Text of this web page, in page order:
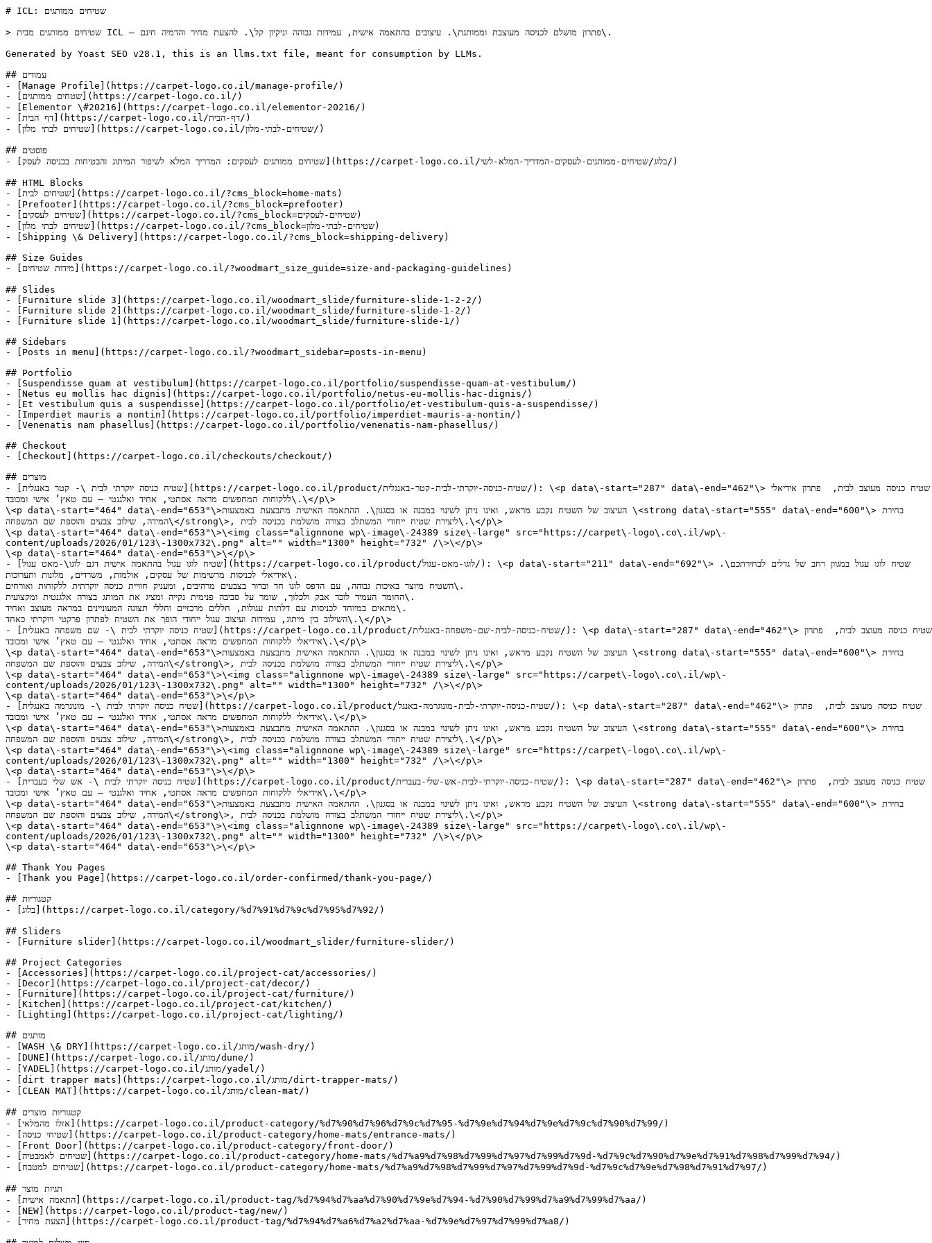
# ICL: שטיחים ממותגים
> שטיחים ממותגים מבית ICL – פתרון מושלם לכניסה מעוצבת וממותגת\. עיצובים בהתאמה אישית, עמידות גבוהה וניקיון קל\. להצעת מחיר והדמיה חינם\.
Generated by Yoast SEO v28.1, this is an llms.txt file, meant for consumption by LLMs.
## עמודים
- [Manage Profile](https://carpet-logo.co.il/manage-profile/)
- [שטחים ממותגים](https://carpet-logo.co.il/)
- [Elementor \#20216](https://carpet-logo.co.il/elementor-20216/)
- [דף הבית](https://carpet-logo.co.il/דף-הבית/)
- [שטיחים לבתי מלון](https://carpet-logo.co.il/שטיחים-לבתי-מלון/)
## פוסטים
- [שטיחים ממותגים לעסקים: המדריך המלא לשיפור המיתוג והבטיחות בכניסה לעסק](https://carpet-logo.co.il/בלוג/שטיחים-ממותגים-לעסקים-המדריך-המלא-לשי/)
## HTML Blocks
- [שטיחים לבית](https://carpet-logo.co.il/?cms_block=home-mats)
- [Prefooter](https://carpet-logo.co.il/?cms_block=prefooter)
- [שטיחים לעסקים](https://carpet-logo.co.il/?cms_block=שטיחים-לעסקים)
- [שטיחים לבתי מלון](https://carpet-logo.co.il/?cms_block=שטיחים-לבתי-מלון)
- [Shipping \& Delivery](https://carpet-logo.co.il/?cms_block=shipping-delivery)
## Size Guides
- [מידות שטיחים](https://carpet-logo.co.il/?woodmart_size_guide=size-and-packaging-guidelines)
## Slides
- [Furniture slide 3](https://carpet-logo.co.il/woodmart_slide/furniture-slide-1-2-2/)
- [Furniture slide 2](https://carpet-logo.co.il/woodmart_slide/furniture-slide-1-2/)
- [Furniture slide 1](https://carpet-logo.co.il/woodmart_slide/furniture-slide-1/)
## Sidebars
- [Posts in menu](https://carpet-logo.co.il/?woodmart_sidebar=posts-in-menu)
## Portfolio
- [Suspendisse quam at vestibulum](https://carpet-logo.co.il/portfolio/suspendisse-quam-at-vestibulum/)
- [Netus eu mollis hac dignis](https://carpet-logo.co.il/portfolio/netus-eu-mollis-hac-dignis/)
- [Et vestibulum quis a suspendisse](https://carpet-logo.co.il/portfolio/et-vestibulum-quis-a-suspendisse/)
- [Imperdiet mauris a nontin](https://carpet-logo.co.il/portfolio/imperdiet-mauris-a-nontin/)
- [Venenatis nam phasellus](https://carpet-logo.co.il/portfolio/venenatis-nam-phasellus/)
## Checkout
- [Checkout](https://carpet-logo.co.il/checkouts/checkout/)
## מוצרים
- [שטיח כניסה יוקרתי לבית \- קטר באנגלית](https://carpet-logo.co.il/product/שטיח-כניסה-יוקרתי-לבית-קטר-באנגלית/): \<p data\-start="287" data\-end="462"\>שטיח כניסה מעוצב לבית,  פתרון אידיאלי
ללקוחות המחפשים מראה אסתטי, אחיד ואלגנטי – עם טאץ’ אישי ומכובד\.\</p\>
\<p data\-start="464" data\-end="653"\>העיצוב של השטיח נקבע מראש, ואינו ניתן לשינוי במבנה או בסגנון\. ההתאמה האישית מתבצעת באמצעות \<strong data\-start="555" data\-end="600"\>בחירת
המידה, שילוב צבעים והוספת שם המשפחה\</strong\>, ליצירת שטיח ייחודי המשתלב בצורה מושלמת בכניסה לבית\.\</p\>
\<p data\-start="464" data\-end="653"\>\<img class="alignnone wp\-image\-24389 size\-large" src="https://carpet\-logo\.co\.il/wp\-
content/uploads/2026/01/123\-1300x732\.png" alt="" width="1300" height="732" /\>\</p\>
\<p data\-start="464" data\-end="653"\>\</p\>
- [שטיח לוגו עגול בהתאמה אישית דגם לוגו\-מאט עגול](https://carpet-logo.co.il/product/לוגו-מאט-עגול/): \<p data\-start="211" data\-end="692"\>שטיח לוגו עגול במגוון רחב של גדלים לבחירתכם\.
אידיאלי לכניסות מרשימות של עסקים, אולמות, משרדים, מלונות ותערוכות\.
השטיח מיוצר באיכות גבוהה, עם הדפס לוגו חד וברור בצבעים מרהיבים, ומעניק חוויית כניסה יוקרתית ללקוחות ואורחים\.
החומר העמיד לוכד אבק ולכלוך, שומר על סביבה פנימית נקייה ומציג את המותג בצורה אלגנטית ומקצועית\.
מתאים במיוחד לכניסות עם דלתות עגולות, חללים מרכזיים וחללי תצוגה המעוניינים במראה מעוצב ואחיד\.
השילוב בין מיתוג, עמידות ועיצוב עגול ייחודי הופך את השטיח לפתרון פרקטי ויוקרתי כאחד\.\</p\>
- [שטיח כניסה יוקרתי לבית \- שם משפחה באנגלית](https://carpet-logo.co.il/product/שטיח-כניסה-לבית-שם-משפחה-באנגלית/): \<p data\-start="287" data\-end="462"\>שטיח כניסה מעוצב לבית,  פתרון
אידיאלי ללקוחות המחפשים מראה אסתטי, אחיד ואלגנטי – עם טאץ’ אישי ומכובד\.\</p\>
\<p data\-start="464" data\-end="653"\>העיצוב של השטיח נקבע מראש, ואינו ניתן לשינוי במבנה או בסגנון\. ההתאמה האישית מתבצעת באמצעות \<strong data\-start="555" data\-end="600"\>בחירת
המידה, שילוב צבעים והוספת שם המשפחה\</strong\>, ליצירת שטיח ייחודי המשתלב בצורה מושלמת בכניסה לבית\.\</p\>
\<p data\-start="464" data\-end="653"\>\<img class="alignnone wp\-image\-24389 size\-large" src="https://carpet\-logo\.co\.il/wp\-
content/uploads/2026/01/123\-1300x732\.png" alt="" width="1300" height="732" /\>\</p\>
\<p data\-start="464" data\-end="653"\>\</p\>
- [שטיח כניסה יוקרתי לבית \- מונוגרמה באנגלית](https://carpet-logo.co.il/product/שטיח-כניסה-יוקרתי-לבית-מונוגרמה-באנגל/): \<p data\-start="287" data\-end="462"\>שטיח כניסה מעוצב לבית,  פתרון
אידיאלי ללקוחות המחפשים מראה אסתטי, אחיד ואלגנטי – עם טאץ’ אישי ומכובד\.\</p\>
\<p data\-start="464" data\-end="653"\>העיצוב של השטיח נקבע מראש, ואינו ניתן לשינוי במבנה או בסגנון\. ההתאמה האישית מתבצעת באמצעות \<strong data\-start="555" data\-end="600"\>בחירת
המידה, שילוב צבעים והוספת שם המשפחה\</strong\>, ליצירת שטיח ייחודי המשתלב בצורה מושלמת בכניסה לבית\.\</p\>
\<p data\-start="464" data\-end="653"\>\<img class="alignnone wp\-image\-24389 size\-large" src="https://carpet\-logo\.co\.il/wp\-
content/uploads/2026/01/123\-1300x732\.png" alt="" width="1300" height="732" /\>\</p\>
\<p data\-start="464" data\-end="653"\>\</p\>
- [שטיח כניסה יוקרתי לבית \- אש שלי בעברית](https://carpet-logo.co.il/product/שטיח-כניסה-יוקרתי-לבית-אש-שלי-בעברית/): \<p data\-start="287" data\-end="462"\>שטיח כניסה מעוצב לבית,  פתרון
אידיאלי ללקוחות המחפשים מראה אסתטי, אחיד ואלגנטי – עם טאץ’ אישי ומכובד\.\</p\>
\<p data\-start="464" data\-end="653"\>העיצוב של השטיח נקבע מראש, ואינו ניתן לשינוי במבנה או בסגנון\. ההתאמה האישית מתבצעת באמצעות \<strong data\-start="555" data\-end="600"\>בחירת
המידה, שילוב צבעים והוספת שם המשפחה\</strong\>, ליצירת שטיח ייחודי המשתלב בצורה מושלמת בכניסה לבית\.\</p\>
\<p data\-start="464" data\-end="653"\>\<img class="alignnone wp\-image\-24389 size\-large" src="https://carpet\-logo\.co\.il/wp\-
content/uploads/2026/01/123\-1300x732\.png" alt="" width="1300" height="732" /\>\</p\>
\<p data\-start="464" data\-end="653"\>\</p\>
## Thank You Pages
- [Thank you Page](https://carpet-logo.co.il/order-confirmed/thank-you-page/)
## קטגוריות
- [בלוג](https://carpet-logo.co.il/category/%d7%91%d7%9c%d7%95%d7%92/)
## Sliders
- [Furniture slider](https://carpet-logo.co.il/woodmart_slider/furniture-slider/)
## Project Categories
- [Accessories](https://carpet-logo.co.il/project-cat/accessories/)
- [Decor](https://carpet-logo.co.il/project-cat/decor/)
- [Furniture](https://carpet-logo.co.il/project-cat/furniture/)
- [Kitchen](https://carpet-logo.co.il/project-cat/kitchen/)
- [Lighting](https://carpet-logo.co.il/project-cat/lighting/)
## מותגים
- [WASH \& DRY](https://carpet-logo.co.il/מותג/wash-dry/)
- [DUNE](https://carpet-logo.co.il/מותג/dune/)
- [YADEL](https://carpet-logo.co.il/מותג/yadel/)
- [dirt trapper mats](https://carpet-logo.co.il/מותג/dirt-trapper-mats/)
- [CLEAN MAT](https://carpet-logo.co.il/מותג/clean-mat/)
## קטגוריות מוצרים
- [אזלו מהמלאי](https://carpet-logo.co.il/product-category/%d7%90%d7%96%d7%9c%d7%95-%d7%9e%d7%94%d7%9e%d7%9c%d7%90%d7%99/)
- [שטיחי כניסה](https://carpet-logo.co.il/product-category/home-mats/entrance-mats/)
- [Front Door](https://carpet-logo.co.il/product-category/front-door/)
- [שטיחים לאמבטיה](https://carpet-logo.co.il/product-category/home-mats/%d7%a9%d7%98%d7%99%d7%97%d7%99%d7%9d-%d7%9c%d7%90%d7%9e%d7%91%d7%98%d7%99%d7%94/)
- [שטיחים למטבח](https://carpet-logo.co.il/product-category/home-mats/%d7%a9%d7%98%d7%99%d7%97%d7%99%d7%9d-%d7%9c%d7%9e%d7%98%d7%91%d7%97/)
## תגיות מוצר
- [התאמה אישית](https://carpet-logo.co.il/product-tag/%d7%94%d7%aa%d7%90%d7%9e%d7%94-%d7%90%d7%99%d7%a9%d7%99%d7%aa/)
- [NEW](https://carpet-logo.co.il/product-tag/new/)
- [הצעת מחיר](https://carpet-logo.co.il/product-tag/%d7%94%d7%a6%d7%a2%d7%aa-%d7%9e%d7%97%d7%99%d7%a8/)